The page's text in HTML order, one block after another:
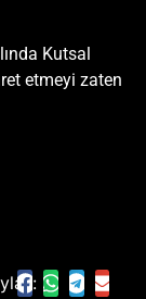
Kutsal
etmeyi zaten